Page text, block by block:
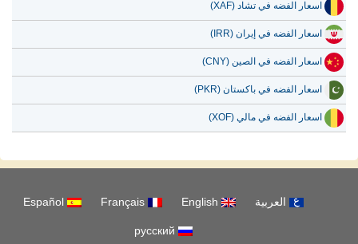
اسعار الفضه في تشاد (XAF)
اسعار الفضه في إيران (IRR)
اسعار الفضه في الصين (CNY)
اسعار الفضه في باكستان (PKR)
اسعار الفضه في مالي (XOF)
العربية Français
Español